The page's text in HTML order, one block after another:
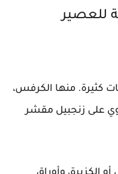
للعصير
كثيرة. منها الكرفس،
على زنجبيل مقشر